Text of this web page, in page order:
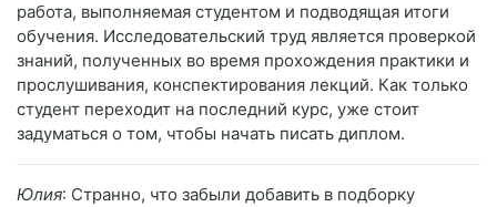
работа, выполняемая студентом и подводящая итоги
обучения. Исследовательский труд является проверкой
знаний, полученных во время прохождения практики и
прослушивания, конспектирования лекций. Как только
студент переходит на последний курс, уже стоит
задуматься о том, чтобы начать писать диплом.
Юлия: Странно, что забыли добавить в подборку